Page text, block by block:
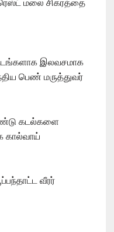
இலவசமாக
பெண் மருத்துவர்
கடல்களை
வீரர்